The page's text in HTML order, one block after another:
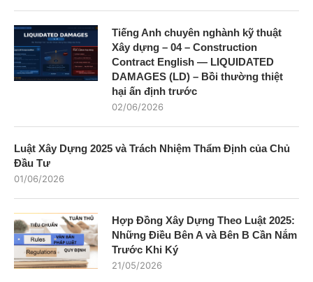
Tiếng Anh chuyên nghành kỹ thuật
Xây dựng – 04 – Construction
Contract English — LIQUIDATED
DAMAGES (LD) – Bồi thường thiệt
hại ấn định trước
02/06/2026
Luật Xây Dựng 2025 và Trách Nhiệm Thẩm Định của Chủ
Đầu Tư
01/06/2026
Hợp Đồng Xây Dựng Theo Luật 2025:
Những Điều Bên A và Bên B Cần Nắm
Trước Khi Ký
21/05/2026